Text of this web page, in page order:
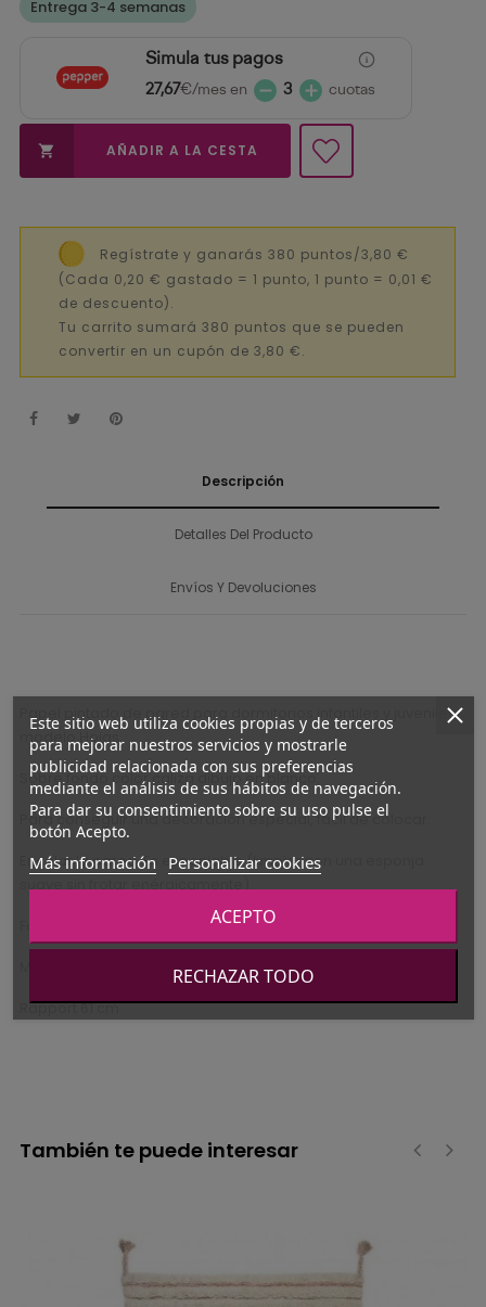
Entrega 3-4 semanas
Simula tus pagos
27,67€/mes en 3 cuotas
 AÑADIR A LA CESTA
Regístrate y ganarás 380 puntos/3,80 €
(Cada 0,20 € gastado = 1 punto, 1 punto = 0,01 €
de descuento).
Tu carrito sumará 380 puntos que se pueden
convertir en un cupón de 3,80 €.
Descripción
Detalles Del Producto
Envíos Y Devoluciones
Papel pintado de pared para dormitorios infantiles y juveniles,
modelo Hojas.
Sobre fondo color caliza dibujo en blanco.
Para conseguir una decoración especial, fácil de colocar.
Encolar la pared. Es esponjable (limpiar con una esponja
Medidas del rollo: 61 cm x 10 m.
Rapport 61 cm
También te puede interesar
Este sitio web utiliza cookies propias y de terceros
para mejorar nuestros servicios y mostrarle
publicidad relacionada con sus preferencias
mediante el análisis de sus hábitos de navegación.
Para dar su consentimiento sobre su uso pulse el
botón Acepto.
Más información Personalizar cookies
RECHAZAR TODO
ACEPTO